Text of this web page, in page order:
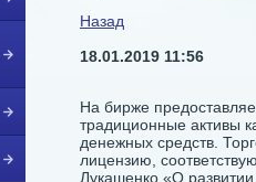
Назад
18.01.2019 11:56
На бирже
традиционные активы
денежных средств.
лицензию,
Лукашенко «О